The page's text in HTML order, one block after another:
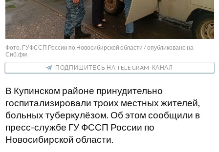
Фото: ГУФССП России по Новосибирской области / опубликовано на
Сиб.фм
ПОДПИШИТЕСЬ НА TELEGRAM-КАНАЛ
В Купинском районе принудительно
госпитализировали троих местных жителей,
больных туберкулёзом. Об этом сообщили в
пресс-службе ГУ ФССП России по
Новосибирской области.